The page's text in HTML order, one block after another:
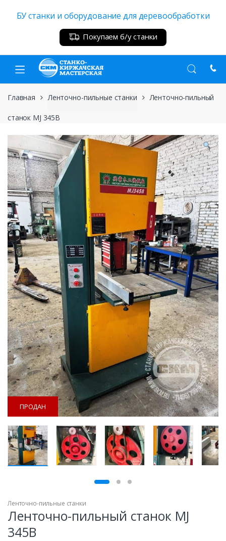
БУ станки и оборудование для деревообработки
Покупаем б/у станки
Главная Ленточно-пильные станки Ленточно-пильный
станок MJ 345B
ПРОДАН
ПРОДАН
Ленточно-пильные станки
Ленточно-пильный станок MJ
345B